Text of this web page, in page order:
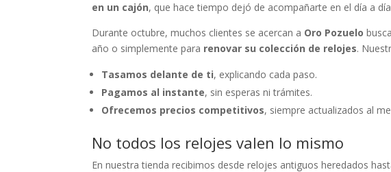
en un cajón, que hace tiempo dejó de acompañarte en el día a
Durante octubre, muchos clientes se acercan a Oro Pozuelo
año o simplemente para renovar su colección de relojes.
Tasamos delante de ti, explicando cada paso.
Pagamos al instante, sin esperas ni trámites.
Ofrecemos precios competitivos, siempre actualizados al
No todos los relojes valen lo mismo
En nuestra tienda recibimos desde relojes antiguos heredados